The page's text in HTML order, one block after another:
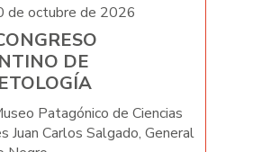
de octubre de 2026
DE
Patagónico de Ciencias
Juan Carlos Salgado, General